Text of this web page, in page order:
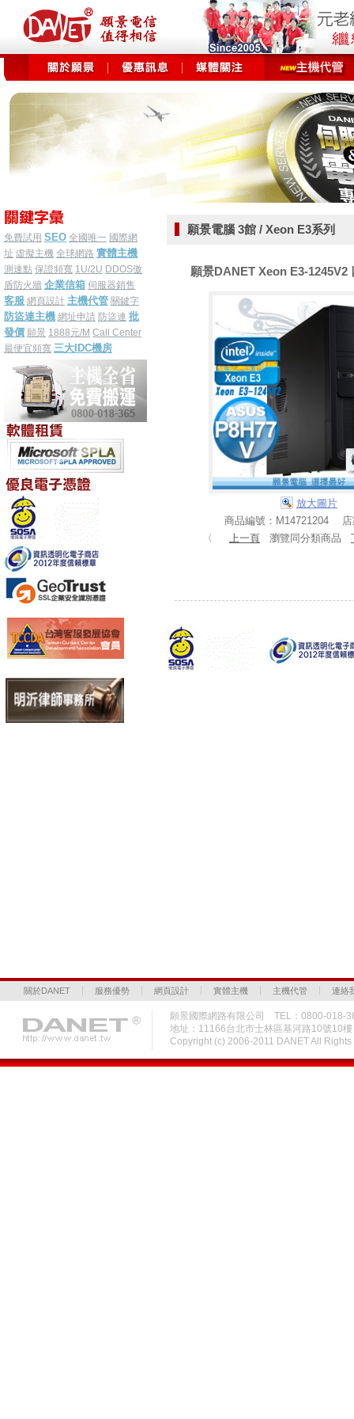
免費試用 SEO 全國唯一 國際網
址 虛擬主機 全球網路 實體主機
測速點 保證頻寬 1U/2U DDOS傲
盾防火牆 企業信箱 伺服器銷售
客服 網頁設計 主機代管 關鍵字
防盜連主機 網址申請 防盜連 批
發價 願景 1888元/M Call Center
最便宜頻寬 三大IDC機房
願景電腦 3館 / Xeon E3系列
願景DANET Xeon E3-1245V2
放大圖片
商品編號：M14721204 店
〈
上一頁 瀏覽同分類商品
關於DANET 服務優勢 網頁設計 實體主機 主機代管 連絡
願景國際網路有限公司 TEL：0800-018-
地址：11166台北市士林區基河路10號10
Copyright (c) 2006-2011 DANET All